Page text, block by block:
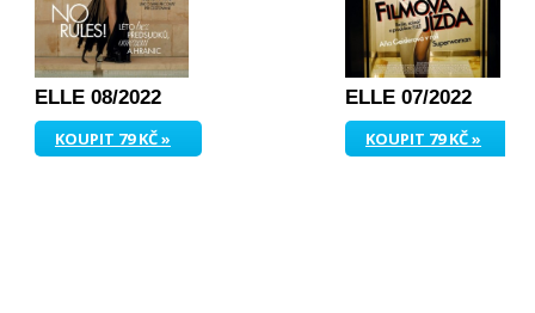
ELLE 08/2022
KOUPIT 79 KČ »
ELLE 07/2022
KOUPIT 79 KČ »